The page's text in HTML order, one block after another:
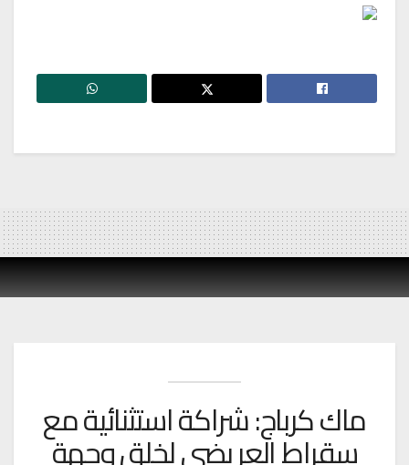
ماك كرباج: شراكة استثنائية مع
سقراط العريضي لخلق وجهة